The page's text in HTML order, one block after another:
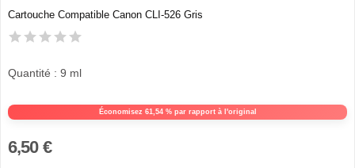
Cartouche Compatible Canon CLI-526 Gris
Économisez 61,54 % par rapport à l'original
Quantité : 9 ml
6,50 €